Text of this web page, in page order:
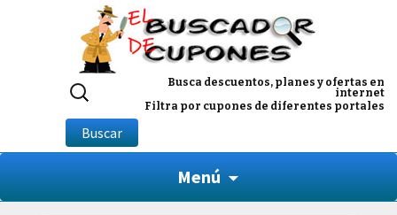
Busca descuentos, planes y ofertas en
internet
Filtra por cupones de diferentes portales
Buscar
por:
Buscar
Menú